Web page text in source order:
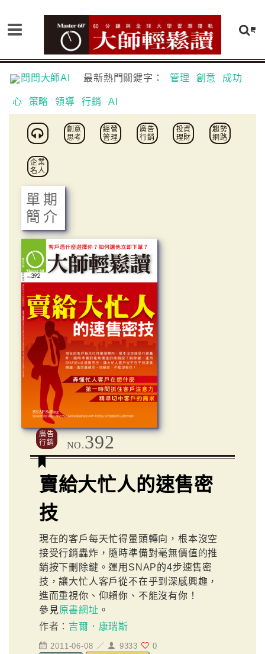
問問大師AI 最新熱門關鍵字： 管理 創意 成功
心 策略 領導 行銷 AI
創意
思考
經營
管理
廣告
行銷
投資
理財
趨勢
網路
企業
名人
單期
簡介
廣告
行銷
NO.392
賣給大忙人的速售密
技
現在的客戶每天忙得暈頭轉向，根本沒空
接受行銷轟炸，隨時準備對毫無價值的推
銷按下刪除鍵。運用SNAP的4步速售密
技，讓大忙人客戶從不在乎到深感興趣，
進而重視你、仰賴你、不能沒有你！
參見原書網址 。
作者： 吉爾．康瑞斯
2011-06-08 ／ 9333 0